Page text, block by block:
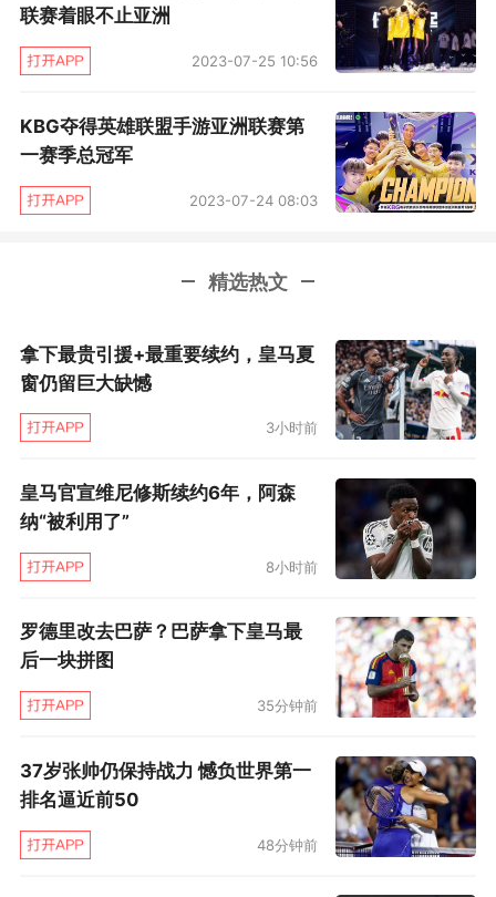
APAC赛区的区域性赛事将于今年6月至11月进
行。
WRL APAC赛区资格赛及WRL A1赛制
WRL APAC赛区资格赛（WRL APAC Open
Qualifier）现已开启。经过公开报名及区域赛事
越南赛区的8支队伍、菲律宾赛区的16支队伍、
经过第一阶段角逐后，越南赛区、菲律宾赛区、
东南亚赛区则各晋级2支参赛队伍，与对应赛区的
WRL APAC赛区资格赛第二阶段，从而每赛区各
决出2支晋级WRL A1的队伍。
WRL A1 的WRL APAC赛区俱乐部报名，决出最
后1支晋级英雄联盟手游亚洲联赛第一赛季的队
伍。同时，韩国赛区还将直邀1支队伍直接晋级
最终，WRL APAC赛区将筛选出8个俱乐部，分别
来自越南赛区（2个名额）、 菲律宾赛区（2个名
联赛着眼不止亚洲
2023-07-25 10:56
KBG夺得英雄联盟手游亚洲联赛第
一赛季总冠军
2023-07-24 08:03
精选热文
拿下最贵引援+最重要续约，皇马夏
窗仍留巨大缺憾
3小时前
皇马官宣维尼修斯续约6年，阿森
纳“被利用了”
8小时前
罗德里改去巴萨？巴萨拿下皇马最
后一块拼图
35分钟前
37岁张帅仍保持战力 憾负世界第一
排名逼近前50
48分钟前